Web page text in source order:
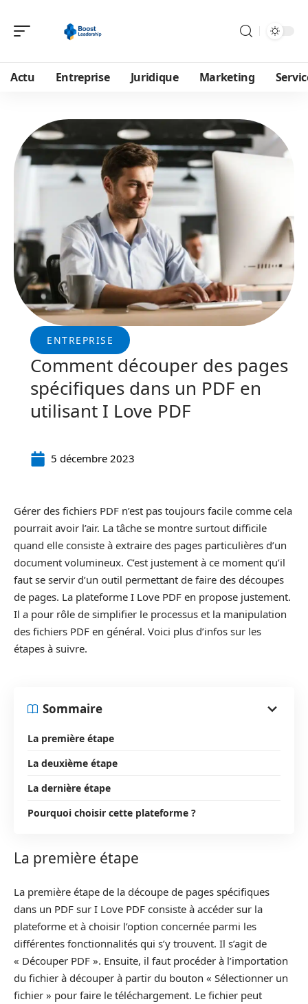
Actu Entreprise Juridique Marketing
ENTREPRISE
Comment découper des pages
spécifiques dans un PDF en
utilisant I Love PDF
5 décembre 2023
Gérer des fichiers PDF n’est pas toujours facile comme cela
pourrait avoir l’air. La tâche se montre surtout difficile
quand elle consiste à extraire des pages particulières d’un
document volumineux. C’est justement à ce moment qu’il
faut se servir d’un outil permettant de faire des découpes
de pages. La plateforme I Love PDF en propose justement.
Il a pour rôle de simplifier le processus et la manipulation
des fichiers PDF en général. Voici plus d’infos sur les
étapes à suivre.
Sommaire
La première étape
La deuxième étape
La dernière étape
Pourquoi choisir cette plateforme ?
La première étape
La première étape de la découpe de pages spécifiques
dans un PDF sur I Love PDF consiste à accéder sur la
plateforme et à choisir l’option concernée parmi les
différentes fonctionnalités qui s’y trouvent. Il s’agit de
« Découper PDF ». Ensuite, il faut procéder à l’importation
du fichier à découper à partir du bouton « Sélectionner un
fichier » pour faire le téléchargement. Le fichier peut